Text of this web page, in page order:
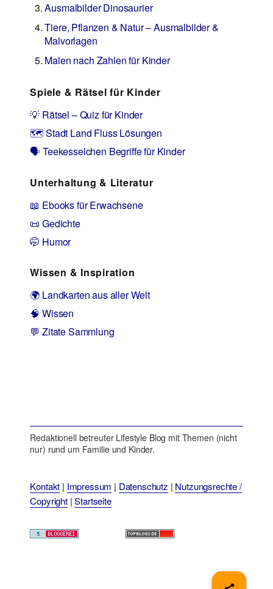
Ausmalbilder Dinosaurier
Tiere, Pflanzen & Natur – Ausmalbilder &
Malvorlagen
Malen nach Zahlen für Kinder
Spiele & Rätsel für Kinder
💡 Rätsel – Quiz für Kinder
🗺️ Stadt Land Fluss Lösungen
🗣️ Teekesselchen Begriffe für Kinder
Unterhaltung & Literatur
📖 Ebooks für Erwachsene
📜 Gedichte
🤭 Humor
Wissen & Inspiration
🌍 Landkarten aus aller Welt
🧠 Wissen
💬 Zitate Sammlung
Redaktionell betreuter Lifestyle Blog mit Themen (nicht
nur) rund um Familie und Kinder.
Kontakt | Impressum | Datenschutz | Nutzungsrechte /
Copyright|Startseite